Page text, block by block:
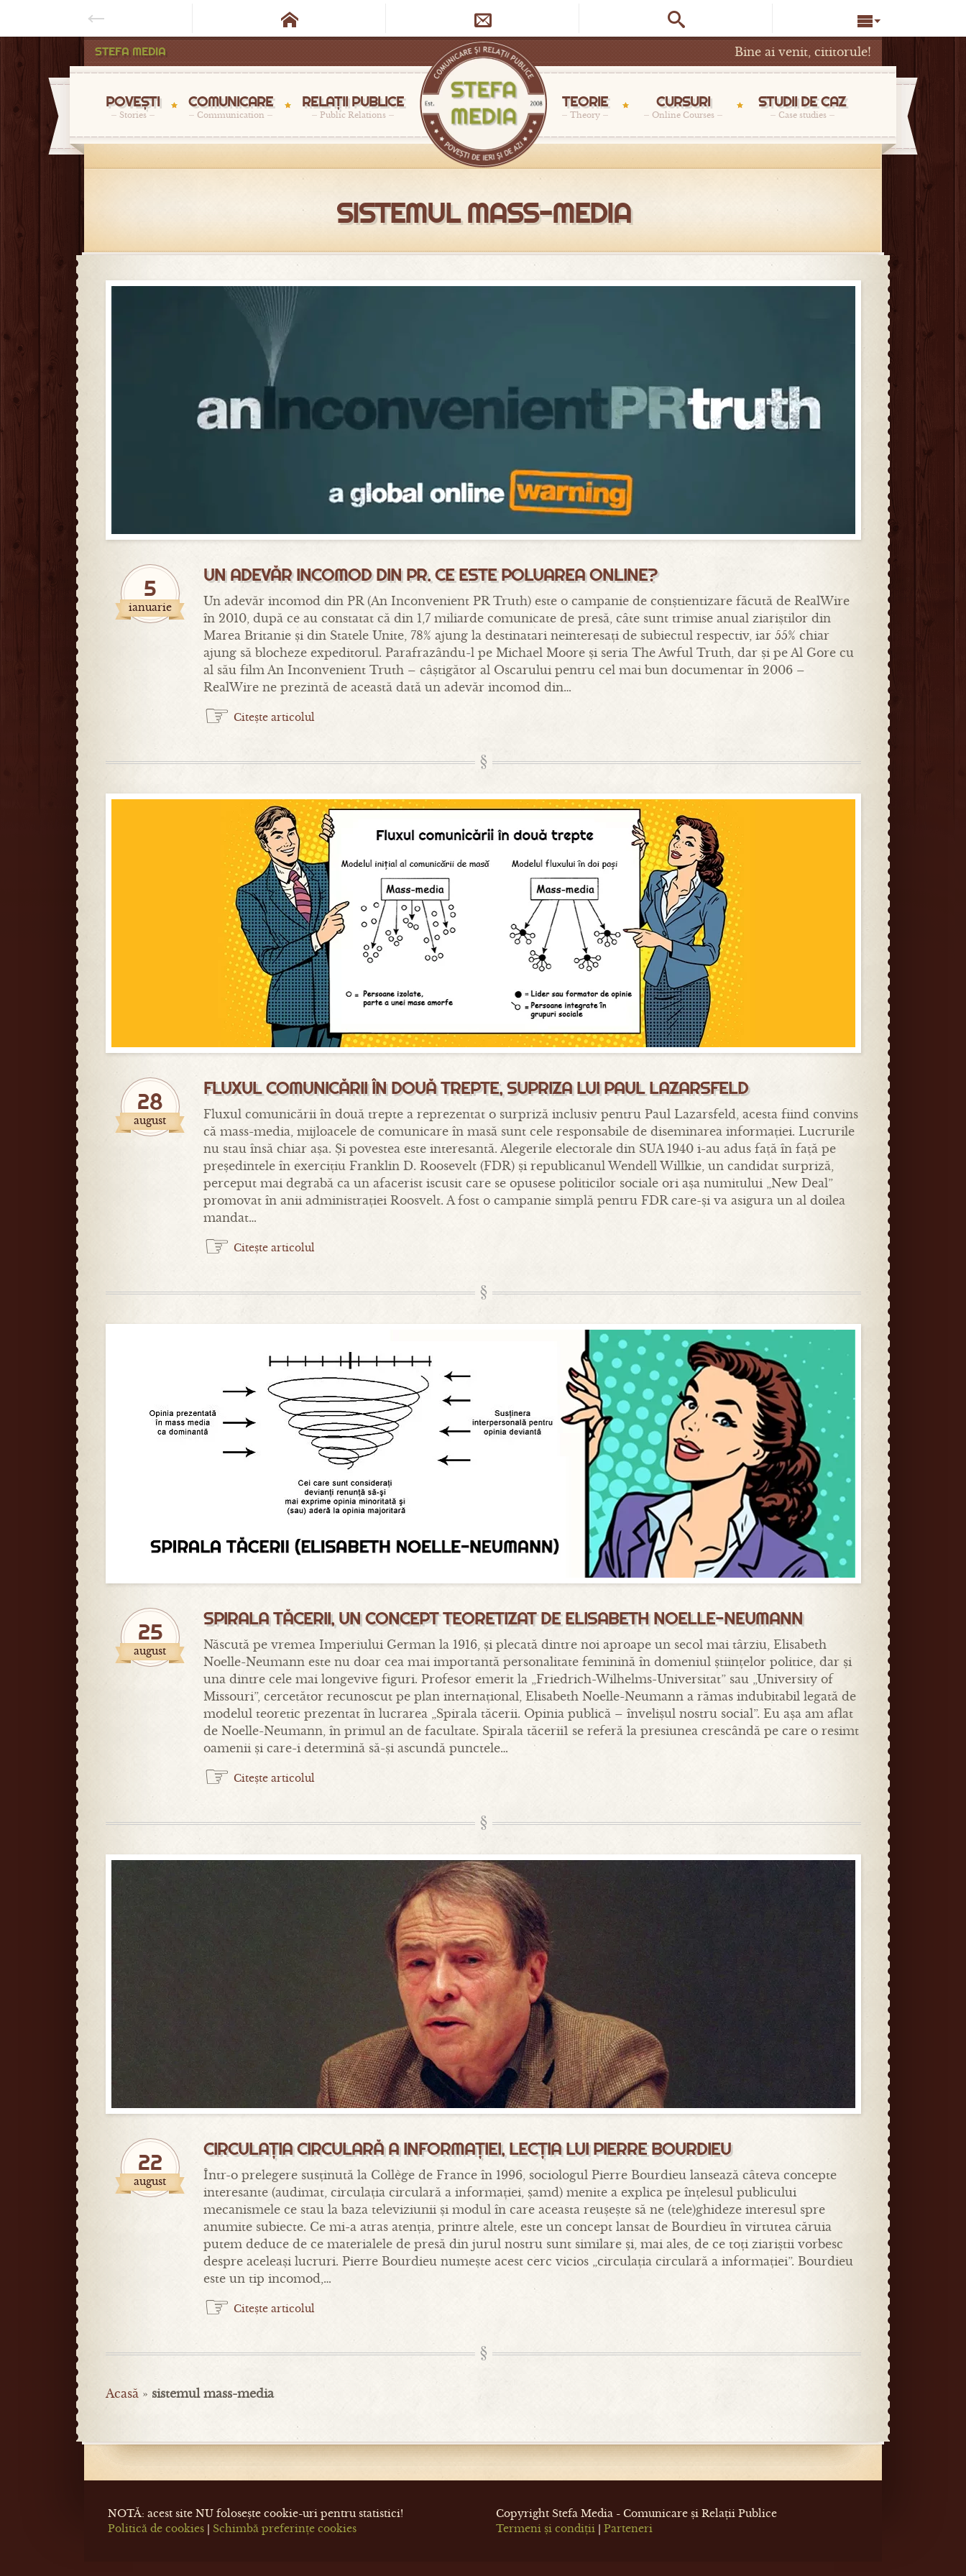
STEFA MEDIA Bine ai venit, cititorule!
POVEȘTI
Stories
COMUNICARE
Communication
RELAȚII PUBLICE
Public Relations
TEORIE
Theory
CURSURI
Online Courses
STUDII DE CAZ
Case studies
SISTEMUL MASS-MEDIA
5
ianuarie
UN ADEVĂR INCOMOD DIN PR. CE ESTE POLUAREA ONLINE?
Un adevăr incomod din PR (An Inconvenient PR Truth) este o campanie de conștientizare făcută de RealWire
în 2010, după ce au constatat că din 1,7 miliarde comunicate de presă, câte sunt trimise anual ziariștilor din
Marea Britanie și din Statele Unite, 78% ajung la destinatari neinteresați de subiectul respectiv, iar 55% chiar
ajung să blocheze expeditorul. Parafrazându-l pe Michael Moore și seria The Awful Truth, dar și pe Al Gore cu
al său film An Inconvenient Truth – câștigător al Oscarului pentru cel mai bun documentar în 2006 –
RealWire ne prezintă de această dată un adevăr incomod din…
☞ Citește articolul
28
august
FLUXUL COMUNICĂRII ÎN DOUĂ TREPTE, SUPRIZA LUI PAUL LAZARSFELD
Fluxul comunicării în două trepte a reprezentat o surpriză inclusiv pentru Paul Lazarsfeld, acesta fiind convins
că mass-media, mijloacele de comunicare în masă sunt cele responsabile de diseminarea informației. Lucrurile
nu stau însă chiar așa. Și povestea este interesantă. Alegerile electorale din SUA 1940 i-au adus față în față pe
președintele în exercițiu Franklin D. Roosevelt (FDR) și republicanul Wendell Willkie, un candidat surpriză,
perceput mai degrabă ca un afacerist iscusit care se opusese politicilor sociale ori așa numitului „New Deal”
promovat în anii administrației Roosvelt. A fost o campanie simplă pentru FDR care-și va asigura un al doilea
mandat…
☞ Citește articolul
25
august
SPIRALA TĂCERII, UN CONCEPT TEORETIZAT DE ELISABETH NOELLE-NEUMANN
Născută pe vremea Imperiului German la 1916, și plecată dintre noi aproape un secol mai târziu, Elisabeth
Noelle-Neumann este nu doar cea mai importantă personalitate feminină în domeniul științelor politice, dar și
una dintre cele mai longevive figuri. Profesor emerit la „Friedrich-Wilhelms-Universitat” sau „University of
Missouri”, cercetător recunoscut pe plan internațional, Elisabeth Noelle-Neumann a rămas indubitabil legată de
modelul teoretic prezentat în lucrarea „Spirala tăcerii. Opinia publică – învelișul nostru social”. Eu așa am aflat
de Noelle-Neumann, în primul an de facultate. Spirala tăcerii1 se referă la presiunea crescândă pe care o resimt
oamenii și care-i determină să-și ascundă punctele…
☞ Citește articolul
22
august
CIRCULAȚIA CIRCULARĂ A INFORMAȚIEI, LECȚIA LUI PIERRE BOURDIEU
Într-o prelegere susținută la Collège de France în 1996, sociologul Pierre Bourdieu lansează câteva concepte
interesante (audimat, circulația circulară a informației, șamd) menite a explica pe înțelesul publicului
mecanismele ce stau la baza televiziunii și modul în care aceasta reușește să ne (tele)ghideze interesul spre
anumite subiecte. Ce mi-a atras atenția, printre altele, este un concept lansat de Bourdieu în virtutea căruia
putem deduce de ce materialele de presă din jurul nostru sunt similare și, mai ales, de ce toți ziariștii vorbesc
despre aceleași lucruri. Pierre Bourdieu numește acest cerc vicios „circulația circulară a informației”. Bourdieu
este un tip incomod,…
☞ Citește articolul
Acasă » sistemul mass-media
NOTĂ: acest site NU folosește cookie-uri pentru statistici!
Politică de cookies | Schimbă preferințe cookies
Copyright Stefa Media - Comunicare și Relații Publice
Termeni și condiții | Parteneri
   